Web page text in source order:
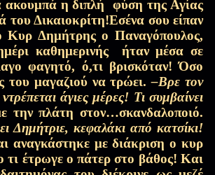
2026 Ημερολόγιο Όρους,
2026
Αποσπάσματα
Σαρακοστή
2026
Αποσπάσματα
Σαρακοστή
ακουμπά η διπλή
φύση της Αγίας
Δικαιοκρίτη!Εσένα σου είπαν
Κυρ Δημήτρης ο Παναγόπουλος,
καθημερινής
ήταν μέσα σε
φαγητό, ό,τι βρισκόταν!Όσο
του μαγαζιού να τρώει.–Βρε τον
άγιες μέρες! Τι συμβαίνει
πλάτη στον…σκανδαλοποιό.
Δημήτριε, κεφαλάκι από κατσίκι!
αναγκάστηκε με διάκριση ο κυρ
τι έτρωγε ο πάτερ στο βάθος! Και